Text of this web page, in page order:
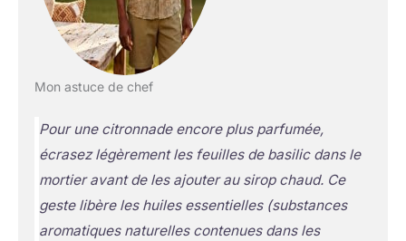
Mon astuce de chef
Pour une citronnade encore plus parfumée,
écrasez légèrement les feuilles de basilic dans le
mortier avant de les ajouter au sirop chaud. Ce
geste libère les huiles essentielles (substances
aromatiques naturelles contenues dans les